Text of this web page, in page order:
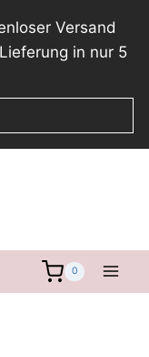
Versand
in nur 5
0